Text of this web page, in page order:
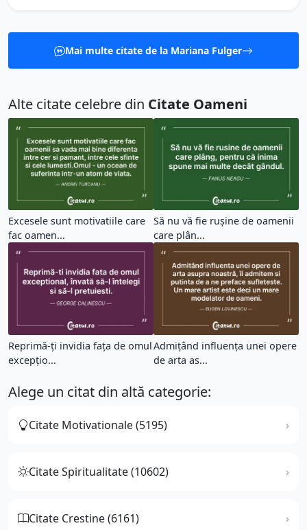
Mai multe citate de la Mariana Fulger
Alte citate celebre din Citate Oameni
Excesele sunt motivatiile care
fac oamen...
Să nu vă fie rușine de oamenii
care plân...
Reprimă-ți invidia fața de omul
excepțio...
Admițând influența unei opere
de arta as...
Alege un citat din altă categorie:
Citate Motivationale (5195)
Citate Spiritualitate (10602)
Citate Crestine (6161)